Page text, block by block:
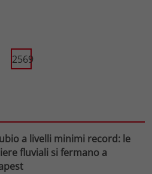
2569
a livelli minimi record: le
fluviali si fermano a